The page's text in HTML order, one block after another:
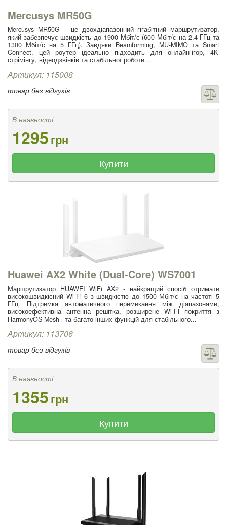
Mercusys MR50G
Mercusys MR50G – це двохдіапазонний гігабітний маршрутизатор,
який забезпечує швидкість до 1900 Мбіт/с (600 Мбіт/с на 2.4 ГГц та
1300 Мбіт/с на 5 ГГц). Завдяки Beamforming, MU-MIMO та Smart
Connect, цей роутер ідеально підходить для онлайн-ігор, 4K-
стрімінгу, відеодзвінків та стабільної роботи...
Артикул: 115008
товар без відгуків
В наявності
1295грн
Купити
Huawei AX2 White (Dual-Core) WS7001
Маршрутизатор HUAWEI WiFi AX2 - найкращий спосіб отримати
високошвидкісний Wi-Fi 6 з швидкістю до 1500 Мбіт/с на частоті 5
ГГц. Підтримка автоматичного перемикання між діапазонами,
високоефективна антенна решітка, розширене Wi-Fi покриття з
HarmonyOS Mesh+ та багато інших функцій для стабільного...
Артикул: 113706
товар без відгуків
В наявності
1355грн
Купити